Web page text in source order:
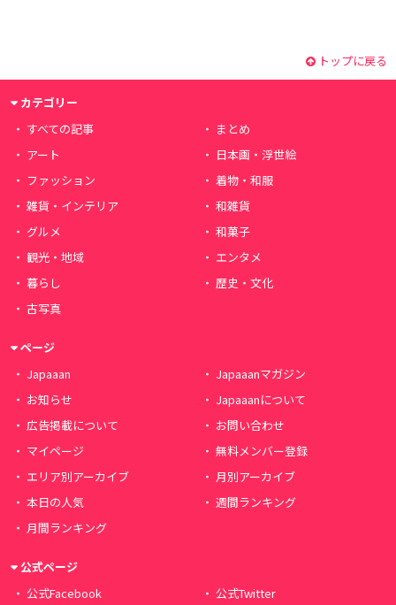
トップに戻る
カテゴリー
すべての記事
まとめ
アート
日本画・浮世絵
ファッション
着物・和服
雑貨・インテリア
和雑貨
グルメ
和菓子
観光・地域
エンタメ
暮らし
歴史・文化
古写真
ページ
Japaaan
Japaaanマガジン
お知らせ
Japaaanについて
広告掲載について
お問い合わせ
マイページ
無料メンバー登録
エリア別アーカイブ
月別アーカイブ
本日の人気
週間ランキング
月間ランキング
公式ページ
公式Facebook
公式Twitter